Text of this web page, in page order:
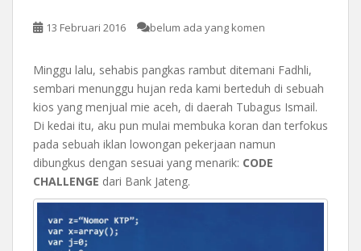
13 Februari 2016 belum ada yang komen
Minggu lalu, sehabis pangkas rambut ditemani Fadhli,
sembari menunggu hujan reda kami berteduh di sebuah
kios yang menjual mie aceh, di daerah Tubagus Ismail.
Di kedai itu, aku pun mulai membuka koran dan terfokus
pada sebuah iklan lowongan pekerjaan namun
dibungkus dengan sesuai yang menarik: CODE
CHALLENGE dari Bank Jateng.